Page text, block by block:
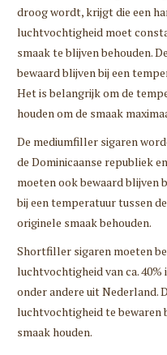
droog wordt, krijgt die een
luchtvochtigheid moet
smaak te blijven behouden.
bewaard blijven bij een
Het is belangrijk om de
houden om de smaak
De mediumfiller sigaren
de Dominicaanse republiek
moeten ook bewaard blijven
bij een temperatuur tussen
originele smaak behouden.
Shortfiller sigaren moeten
luchtvochtigheid van ca.
onder andere uit Nederland.
luchtvochtigheid te bewaren
smaak houden.